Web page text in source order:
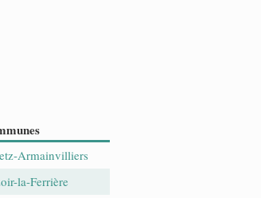
Armainvilliers
la-Ferrière